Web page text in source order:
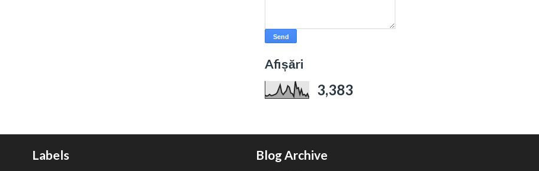
Afișări
3,383
Labels Blog Archive